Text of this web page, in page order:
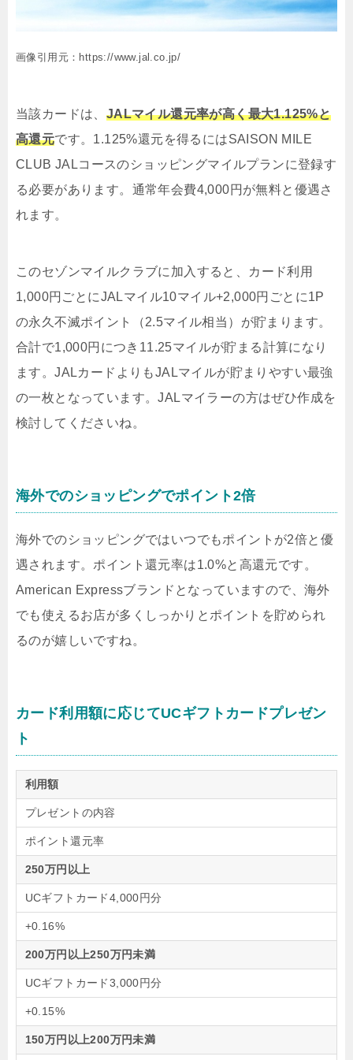
画像引用元：https://www.jal.co.jp/
当該カードは、 JALマイル還元率が高く最大1.125%と
高還元です。1.125%還元を得るにはSAISON MILE
CLUB JALコースのショッピングマイルプランに登録す
る必要があります。通常年会費4,000円が無料と優遇さ
れます。
このセゾンマイルクラブに加入すると、カード利用
1,000円ごとにJALマイル10マイル+2,000円ごとに1P
の永久不滅ポイント（2.5マイル相当）が貯まります。
合計で1,000円につき11.25マイルが貯まる計算になり
ます。JALカードよりもJALマイルが貯まりやすい最強
の一枚となっています。JALマイラーの方はぜひ作成を
検討してくださいね。
海外でのショッピングでポイント2倍
海外でのショッピングではいつでもポイントが2倍と優
遇されます。ポイント還元率は1.0%と高還元です。
American Expressブランドとなっていますので、海外
でも使えるお店が多くしっかりとポイントを貯められ
るのが嬉しいですね。
カード利用額に応じてUCギフトカードプレゼン
ト
利用額
プレゼントの内容
ポイント還元率
250万円以上
UCギフトカード4,000円分
+0.16%
200万円以上250万円未満
UCギフトカード3,000円分
+0.15%
150万円以上200万円未満